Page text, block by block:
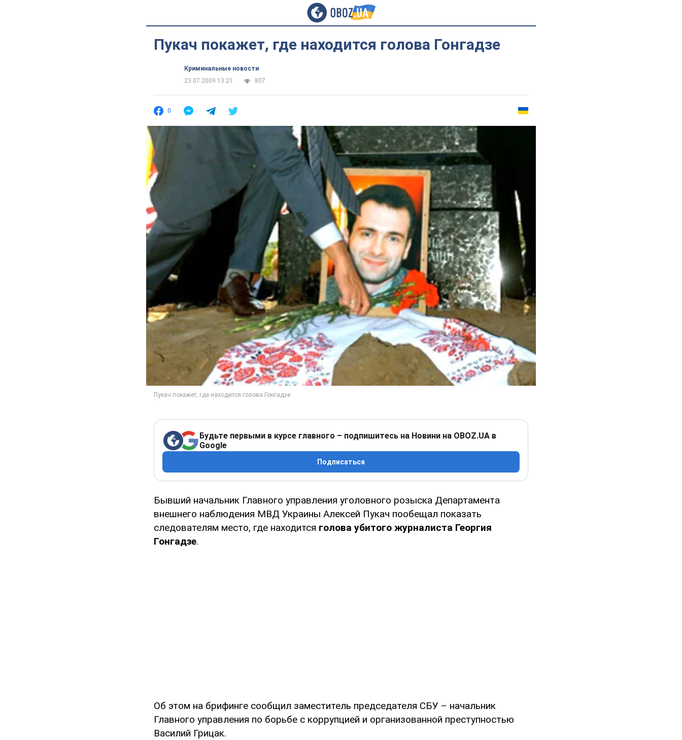
Пукач покажет, где находится голова Гонгадзе
Криминальные новости
23.07.2009 13:21
807
0
Будьте первыми в курсе главного – подпишитесь на Новини на OBOZ.UA в
Google
Подписаться
Бывший начальник Главного управления уголовного розыска Департамента
внешнего наблюдения МВД Украины Алексей Пукач пообещал показать
следователям место, где находится голова убитого журналиста Георгия
Гонгадзе.
Об этом на брифинге сообщил заместитель председателя СБУ – начальник
Главного управления по борьбе с коррупцией и организованной преступностью
Василий Грицак.